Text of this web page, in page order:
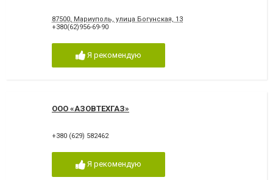
87500, Мариуполь, улица Богунская, 13
+380(62)956-69-90
Я рекомендую
ООО «АЗОВТЕХГАЗ»
+380 (629) 582462
Я рекомендую